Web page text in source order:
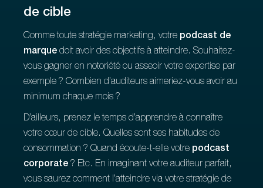
de cible
Comme toute stratégie marketing, votre podcast de
marque doit avoir des objectifs à atteindre. Souhaitez-
vous gagner en notoriété ou asseoir votre expertise par
exemple ? Combien d’auditeurs aimeriez-vous avoir au
minimum chaque mois ?
D’ailleurs, prenez le temps d’apprendre à connaître
votre cœur de cible. Quelles sont ses habitudes de
consommation ? Quand écoute-t-elle votre podcast
corporate ? Etc. En imaginant votre auditeur parfait,
vous saurez comment l’atteindre via votre stratégie de